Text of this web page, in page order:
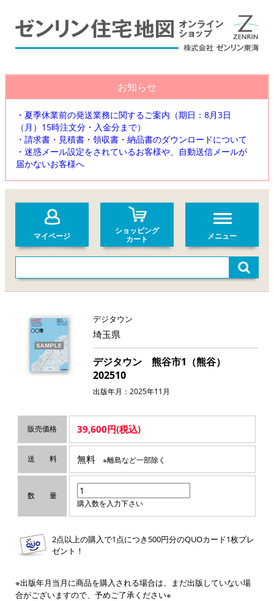
お知らせ
・夏季休業前の発送業務に関するご案内（期日：8月3日
（月）15時注文分・入金分まで）
・請求書・見積書・領収書・納品書のダウンロードについて
・迷惑メール設定をされているお客様や、自動送信メールが
届かないお客様へ
マイページ
ショッピング
カート
メニュー
デジタウン
埼玉県
デジタウン 熊谷市1（熊谷）
202510
出版年月：2025年11月
販売価格 39,600円(税込)
送 料 無料 ※離島など一部除く
数 量
購入数を入力下さい
2点以上の購入で1点につき500円分のQUOカード1枚プレ
ゼント！
※出版年月当月に商品を購入される場合は、まだ出版していない場
合がございますので、予めご了承ください※